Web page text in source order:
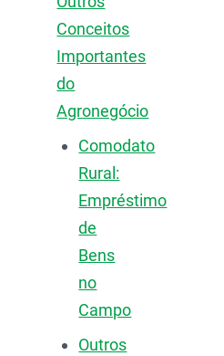
Conceitos
Importantes
do
Agronegócio
Comodato
Rural:
Empréstimo
de
Bens
no
Campo
Outros